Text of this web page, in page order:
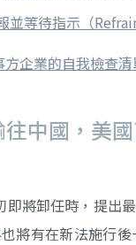
並等待指示（
企業的自我檢查
中國，美
即將卸任時，提
將有在新法施行